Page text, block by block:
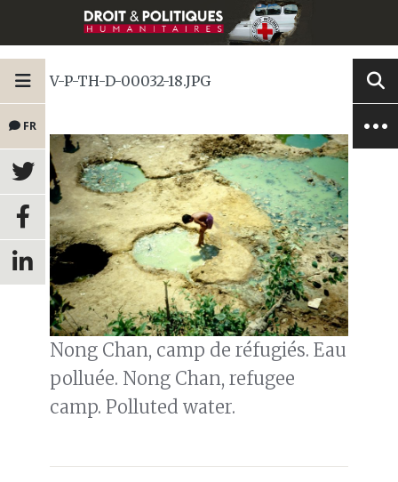
FR
V-P-TH-D-00032-18.JPG
Nong Chan, camp de réfugiés. Eau
polluée. Nong Chan, refugee
camp. Polluted water.